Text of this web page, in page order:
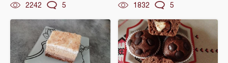
2242 5 1832 5